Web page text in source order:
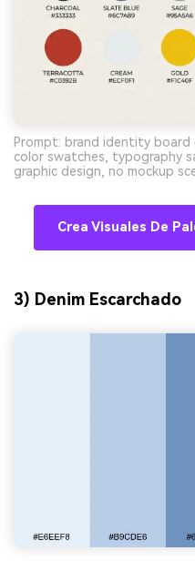
Prompt: brand identity board
color swatches, typography
graphic design, no mockup
Crea Visuales De
3) Denim Escarchado